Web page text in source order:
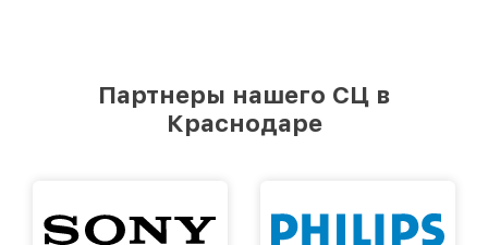
Партнеры нашего СЦ в
Краснодаре